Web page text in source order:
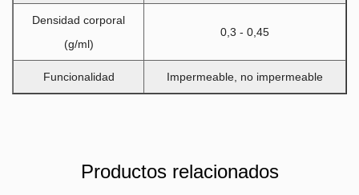
Densidad corporal
(g/ml)
0,3 - 0,45
Funcionalidad Impermeable, no impermeable
Productos relacionados